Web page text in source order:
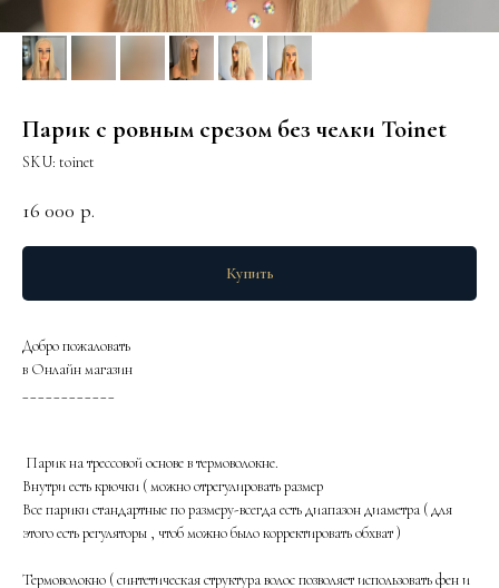
Парик с ровным срезом без челки Toinet
SKU: toinet
16 000 р.
Купить
Добро пожаловать
в Онлайн магазин
Парик на трессовой основе в термоволокне.
Внутри есть крючки ( можно отрегулировать размер
Все парики стандартные по размеру-всегда есть диапазон диаметра ( для
этого есть регуляторы , чтоб можно было корректировать обхват )
Термоволокно ( синтетическая структура волос позволяет использовать фен и